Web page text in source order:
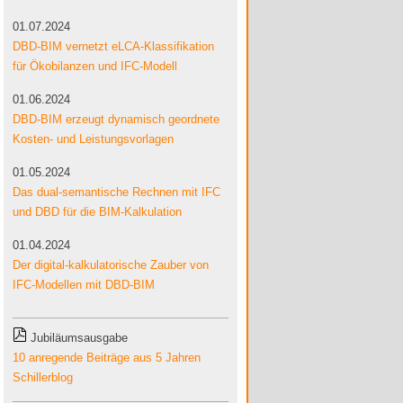
01.07.2024
DBD-BIM vernetzt eLCA-Klassifikation
für Ökobilanzen und IFC-Modell
01.06.2024
DBD-BIM erzeugt dynamisch geordnete
Kosten- und Leistungsvorlagen
01.05.2024
Das dual-semantische Rechnen mit IFC
und DBD für die BIM-Kalkulation
01.04.2024
Der digital-kalkulatorische Zauber von
IFC-Modellen mit DBD-BIM
Jubiläumsausgabe
10 anregende Beiträge aus 5 Jahren
Schillerblog